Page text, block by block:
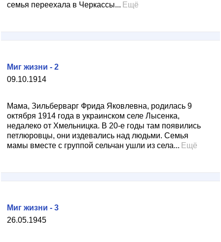
семья переехала в Черкассы... Ещё
09.10.1914
Миг жизни - 2
Мама, Зильберварг Фрида Яковлевна, родилась 9
октября 1914 года в украинском селе Лысенка,
недалеко от Хмельницка. В 20-е годы там появились
петлюровцы, они издевались над людьми. Семья
мамы вместе с группой сельчан ушли из села... Ещё
26.05.1945
Миг жизни - 3